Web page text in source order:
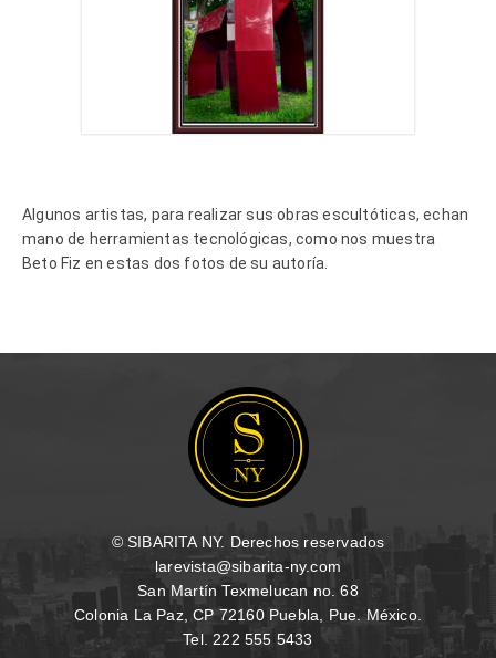
Algunos artistas, para realizar sus obras escultóticas, echan
mano de herramientas tecnológicas, como nos muestra
Beto Fiz en estas dos fotos de su autoría.
© SIBARITA NY. Derechos reservados
larevista@sibarita-ny.com
San Martín Texmelucan no. 68
Colonia La Paz, CP 72160 Puebla, Pue. México.
Tel. 222 555 5433